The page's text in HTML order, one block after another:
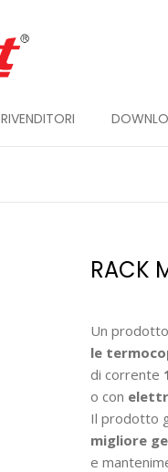
RIVENDITORI
RACK
Un
le
di corrente
o con
Il prodotto
migliore
e